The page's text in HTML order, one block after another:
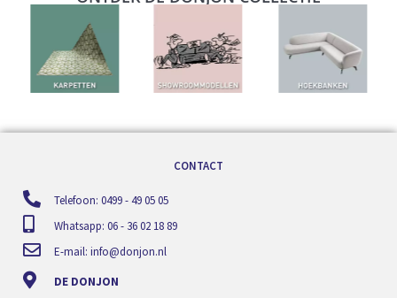
CONTACT
Telefoon: 0499 - 49 05 05
Whatsapp: 06 - 36 02 18 89
E-mail: info@donjon.nl
DE DONJON